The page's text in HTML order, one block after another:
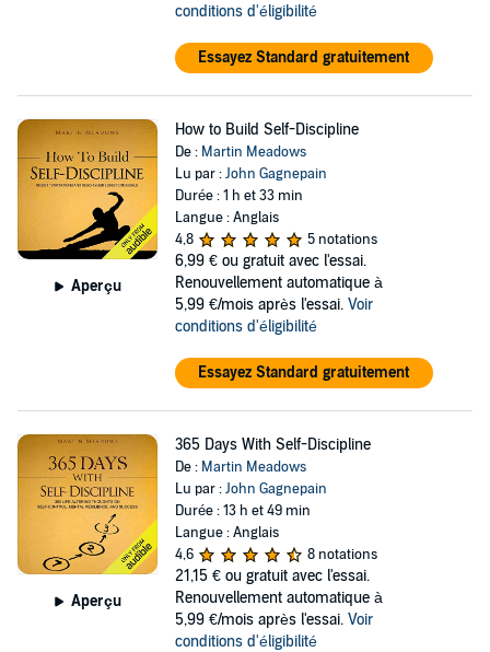
conditions d'éligibilité
Essayez Standard gratuitement
Aperçu
How to Build Self-Discipline
De : Martin Meadows
Lu par :John Gagnepain
Durée : 1 h et 33 min
Langue : Anglais
4,8
5 notations
6,99 € ou gratuit avec l'essai.
Renouvellement automatique à
5,99 €/mois après l'essai. Voir
conditions d'éligibilité
Essayez Standard gratuitement
Aperçu
365 Days With Self-Discipline
De : Martin Meadows
Lu par :John Gagnepain
Durée : 13 h et 49 min
Langue : Anglais
4,6
8 notations
21,15 € ou gratuit avec l'essai.
Renouvellement automatique à
5,99 €/mois après l'essai. Voir
conditions d'éligibilité